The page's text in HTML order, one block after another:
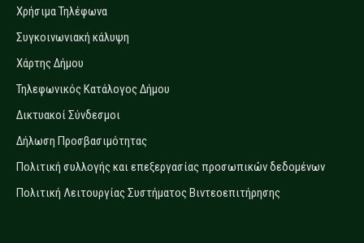
Χρήσιμα Τηλέφωνα
Συγκοινωνιακή κάλυψη
Χάρτης Δήμου
Τηλεφωνικός Κατάλογος Δήμου
Δικτυακοί Σύνδεσμοι
Δήλωση Προσβασιμότητας
Πολιτική συλλογής και επεξεργασίας προσωπικών δεδομένων
Πολιτική Λειτουργίας Συστήματος Βιντεοεπιτήρησης